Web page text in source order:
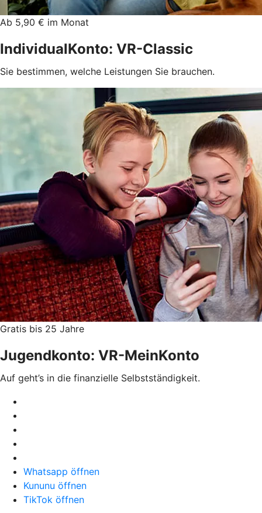
Ab 5,90 € im Monat
IndividualKonto: VR-Classic
Sie bestimmen, welche Leistungen Sie brauchen.
Gratis bis 25 Jahre
Jugendkonto: VR-MeinKonto
Auf geht’s in die finanzielle Selbstständigkeit.
Whatsapp öffnen
Kununu öffnen
TikTok öffnen